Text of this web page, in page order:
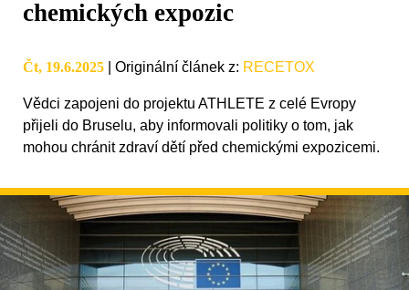
chemických expozic
Čt, 19.6.2025 Originální článek z: RECETOX
Vědci zapojeni do projektu ATHLETE z celé Evropy
přijeli do Bruselu, aby informovali politiky o tom, jak
mohou chránit zdraví dětí před chemickými expozicemi.